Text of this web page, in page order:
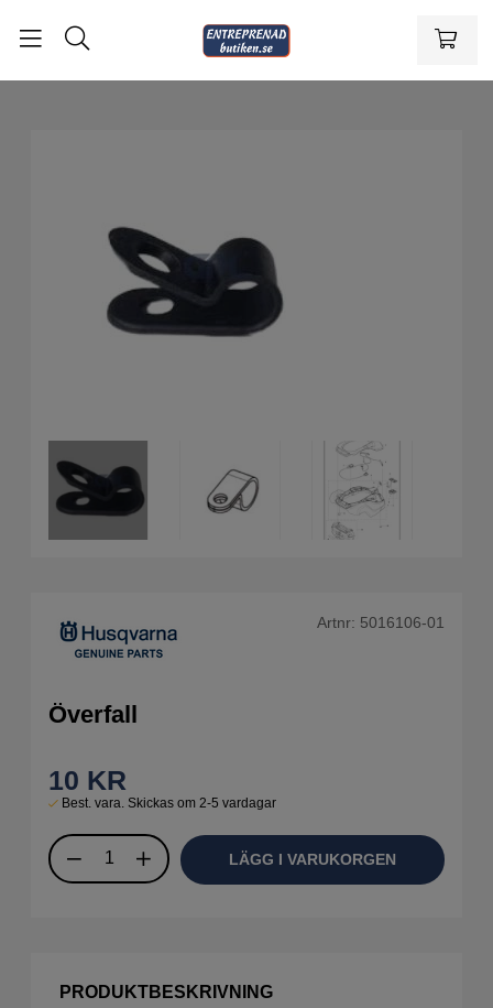
Artnr: 5016106-01
Överfall
10 KR
Best. vara. Skickas om 2-5 vardagar
LÄGG I VARUKORGEN
PRODUKTBESKRIVNING